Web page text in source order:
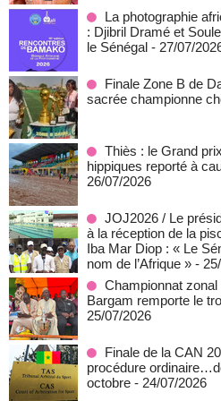
La photographie
: Djibril Dramé et
le Sénégal - 27/07/
Finale Zone B de
sacrée championne
Thiès : le Grand
hippiques reporté à
26/07/2026
JOJ2026 / Le
à la réception de la
Iba Mar Diop : « Le
nom de l’Afrique » -
Championnat
Bargam remporte le
25/07/2026
Finale de la CAN
procédure
octobre - 24/07/2026